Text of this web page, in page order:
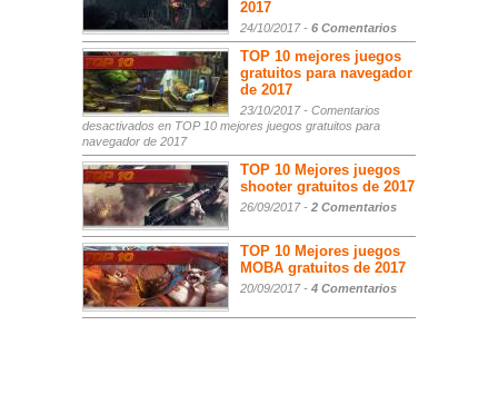
2017
24/10/2017 - 6 Comentarios
TOP 10 mejores juegos
gratuitos para navegador
de 2017
23/10/2017 - Comentarios
desactivados en TOP 10 mejores juegos gratuitos para
navegador de 2017
TOP 10 Mejores juegos
shooter gratuitos de 2017
26/09/2017 - 2 Comentarios
TOP 10 Mejores juegos
MOBA gratuitos de 2017
20/09/2017 - 4 Comentarios